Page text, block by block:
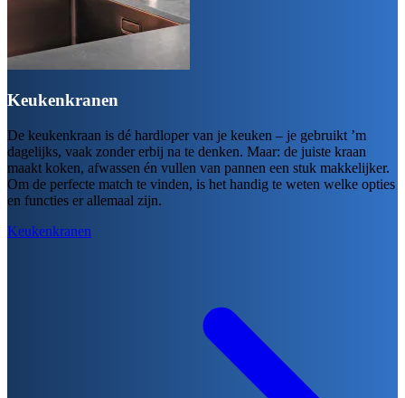
Keukenkranen
De keukenkraan is dé hardloper van je keuken – je gebruikt ’m
dagelijks, vaak zonder erbij na te denken. Maar: de juiste kraan
maakt koken, afwassen én vullen van pannen een stuk makkelijker.
Om de perfecte match te vinden, is het handig te weten welke opties
en functies er allemaal zijn.
Keukenkranen